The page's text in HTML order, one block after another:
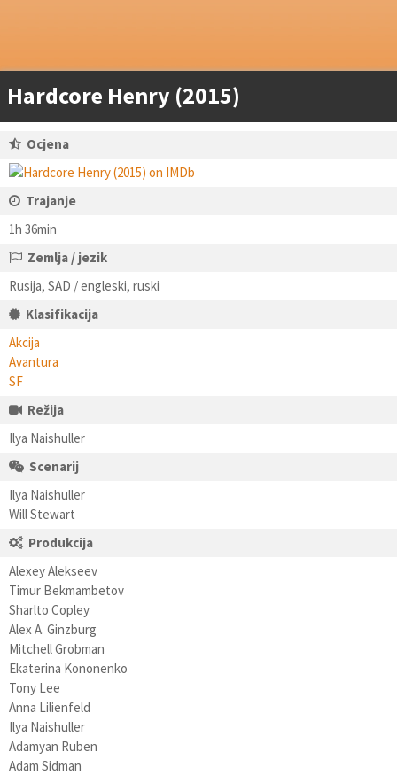
Hardcore Henry (2015)
Ocjena
Trajanje
1h 36min
Zemlja / jezik
Rusija, SAD / engleski, ruski
Klasifikacija
Akcija
Avantura
SF
Režija
Ilya Naishuller
Scenarij
Ilya Naishuller
Will Stewart
Produkcija
Alexey Alekseev
Timur Bekmambetov
Sharlto Copley
Alex A. Ginzburg
Mitchell Grobman
Ekaterina Kononenko
Tony Lee
Anna Lilienfeld
Ilya Naishuller
Adamyan Ruben
Adam Sidman